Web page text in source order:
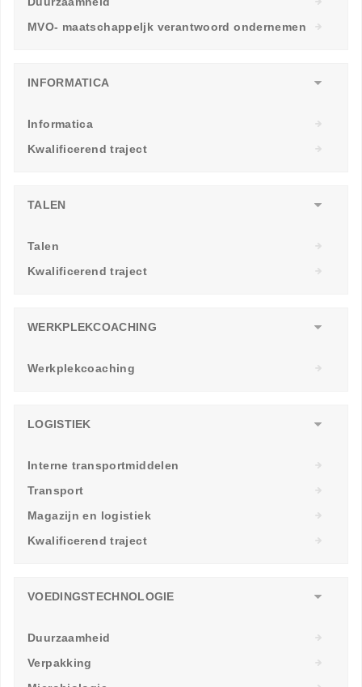
MVO- maatschappeljk verantwoord ondernemen
INFORMATICA
Informatica
Kwalificerend traject
TALEN
Talen
Kwalificerend traject
WERKPLEKCOACHING
Werkplekcoaching
LOGISTIEK
Interne transportmiddelen
Transport
Magazijn en logistiek
Kwalificerend traject
VOEDINGSTECHNOLOGIE
Duurzaamheid
Verpakking